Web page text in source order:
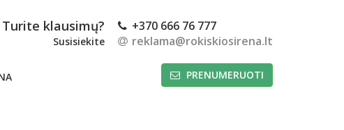
Turite klausimų?
Susisiekite
+370 666 76 777
reklama@rokiskiosirena.lt
PRENUMERUOTI